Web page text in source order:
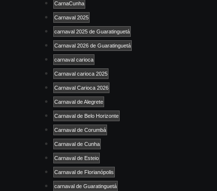
CarnaCunha
Carnaval 2025
carnaval 2025 de Guaratinguetá
Carnaval 2026 de Guaratinguetá
carnaval carioca
Carnaval carioca 2025
Carnaval Carioca 2026
Carnaval de Alegrete
Carnaval de Belo Horizonte
Carnaval de Corumbá
Carnaval de Cunha
Carnaval de Esteio
Carnaval de Florianópolis
carnaval de Guaratinguetá